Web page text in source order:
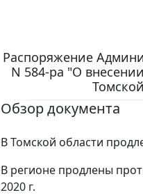
Распоряжение
N 584-ра "О
Обзор документа
В Томской области
В регионе продлены
2020 г.